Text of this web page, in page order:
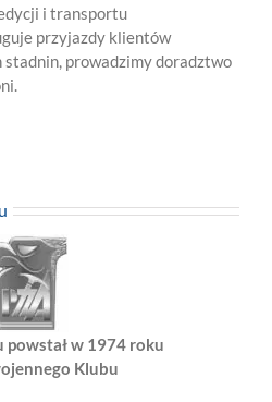
i transportu
przyjazdy klientów
stadnin, prowadzimy doradztwo
powstał w 1974 roku
Klubu